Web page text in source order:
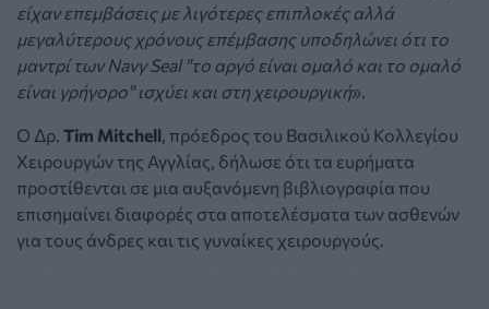
είχαν επεμβάσεις με λιγότερες επιπλοκές αλλά
μεγαλύτερους χρόνους επέμβασης υποδηλώνει ότι το
μαντρί των Navy Seal "το αργό είναι ομαλό και το ομαλό
είναι γρήγορο" ισχύει και στη χειρουργική».
Ο Δρ. Tim Mitchell , πρόεδρος του Βασιλικού Κολλεγίου
Χειρουργών της Αγγλίας, δήλωσε ότι τα ευρήματα
προστίθενται σε μια αυξανόμενη βιβλιογραφία που
επισημαίνει διαφορές στα αποτελέσματα των ασθενών
για τους άνδρες και τις γυναίκες χειρουργούς.